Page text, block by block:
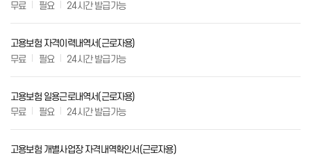
무료
필요 24시간 발급가능
고용보험 자격이력내역서(근로자용)
무료
필요 24시간 발급가능
고용보험 일용근로내역서(근로자용)
무료
필요 24시간 발급가능
고용보험 개별사업장 자격내역확인서(근로자용)